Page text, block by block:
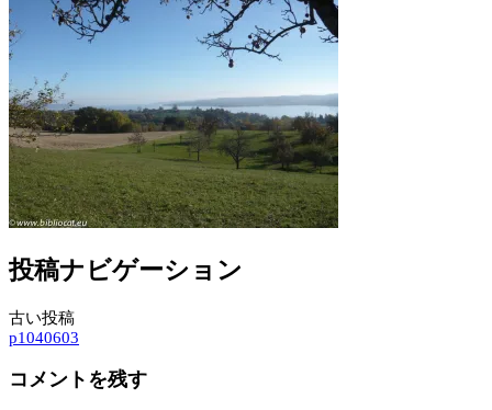
投稿ナビゲーション
古い投稿
p1040603
コメントを残す